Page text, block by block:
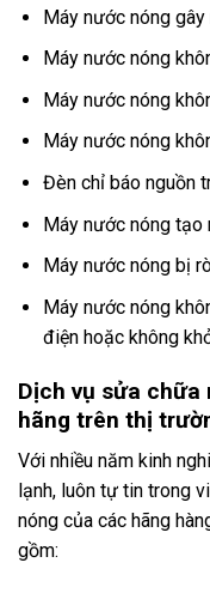
Máy nước nóng gây
Máy nước nóng
Máy nước nóng
Máy nước nóng
Đèn chỉ báo nguồn
Máy nước nóng tạo
Máy nước nóng bị
Máy nước nóng
điện hoặc không
Dịch vụ sửa chữa
hãng trên thị
Với nhiều năm kinh
lạnh, luôn tự tin trong
nóng của các hãng
gồm: